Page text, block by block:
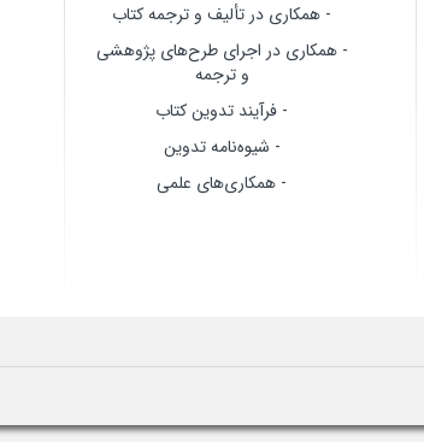
- همکاری در تألیف و ترجمه کتاب
- همکاری در اجرای طرح‌های پژوهشی
و ترجمه
- فرآیند تدوین کتاب
- شیوه‌نامه تدوین
- همکاری‌های علمی